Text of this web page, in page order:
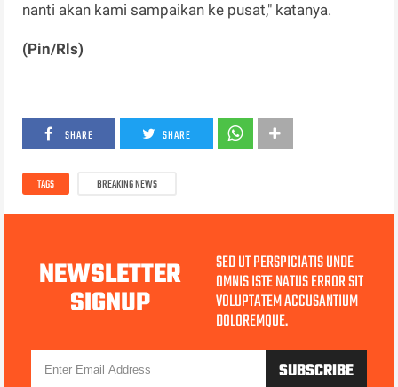
nanti akan kami sampaikan ke pusat," katanya.
(Pin/Rls)
SHARE SHARE
TAGS BREAKING NEWS
NEWSLETTER
SIGNUP
SED UT PERSPICIATIS UNDE
OMNIS ISTE NATUS ERROR SIT
VOLUPTATEM ACCUSANTIUM
DOLOREMQUE.